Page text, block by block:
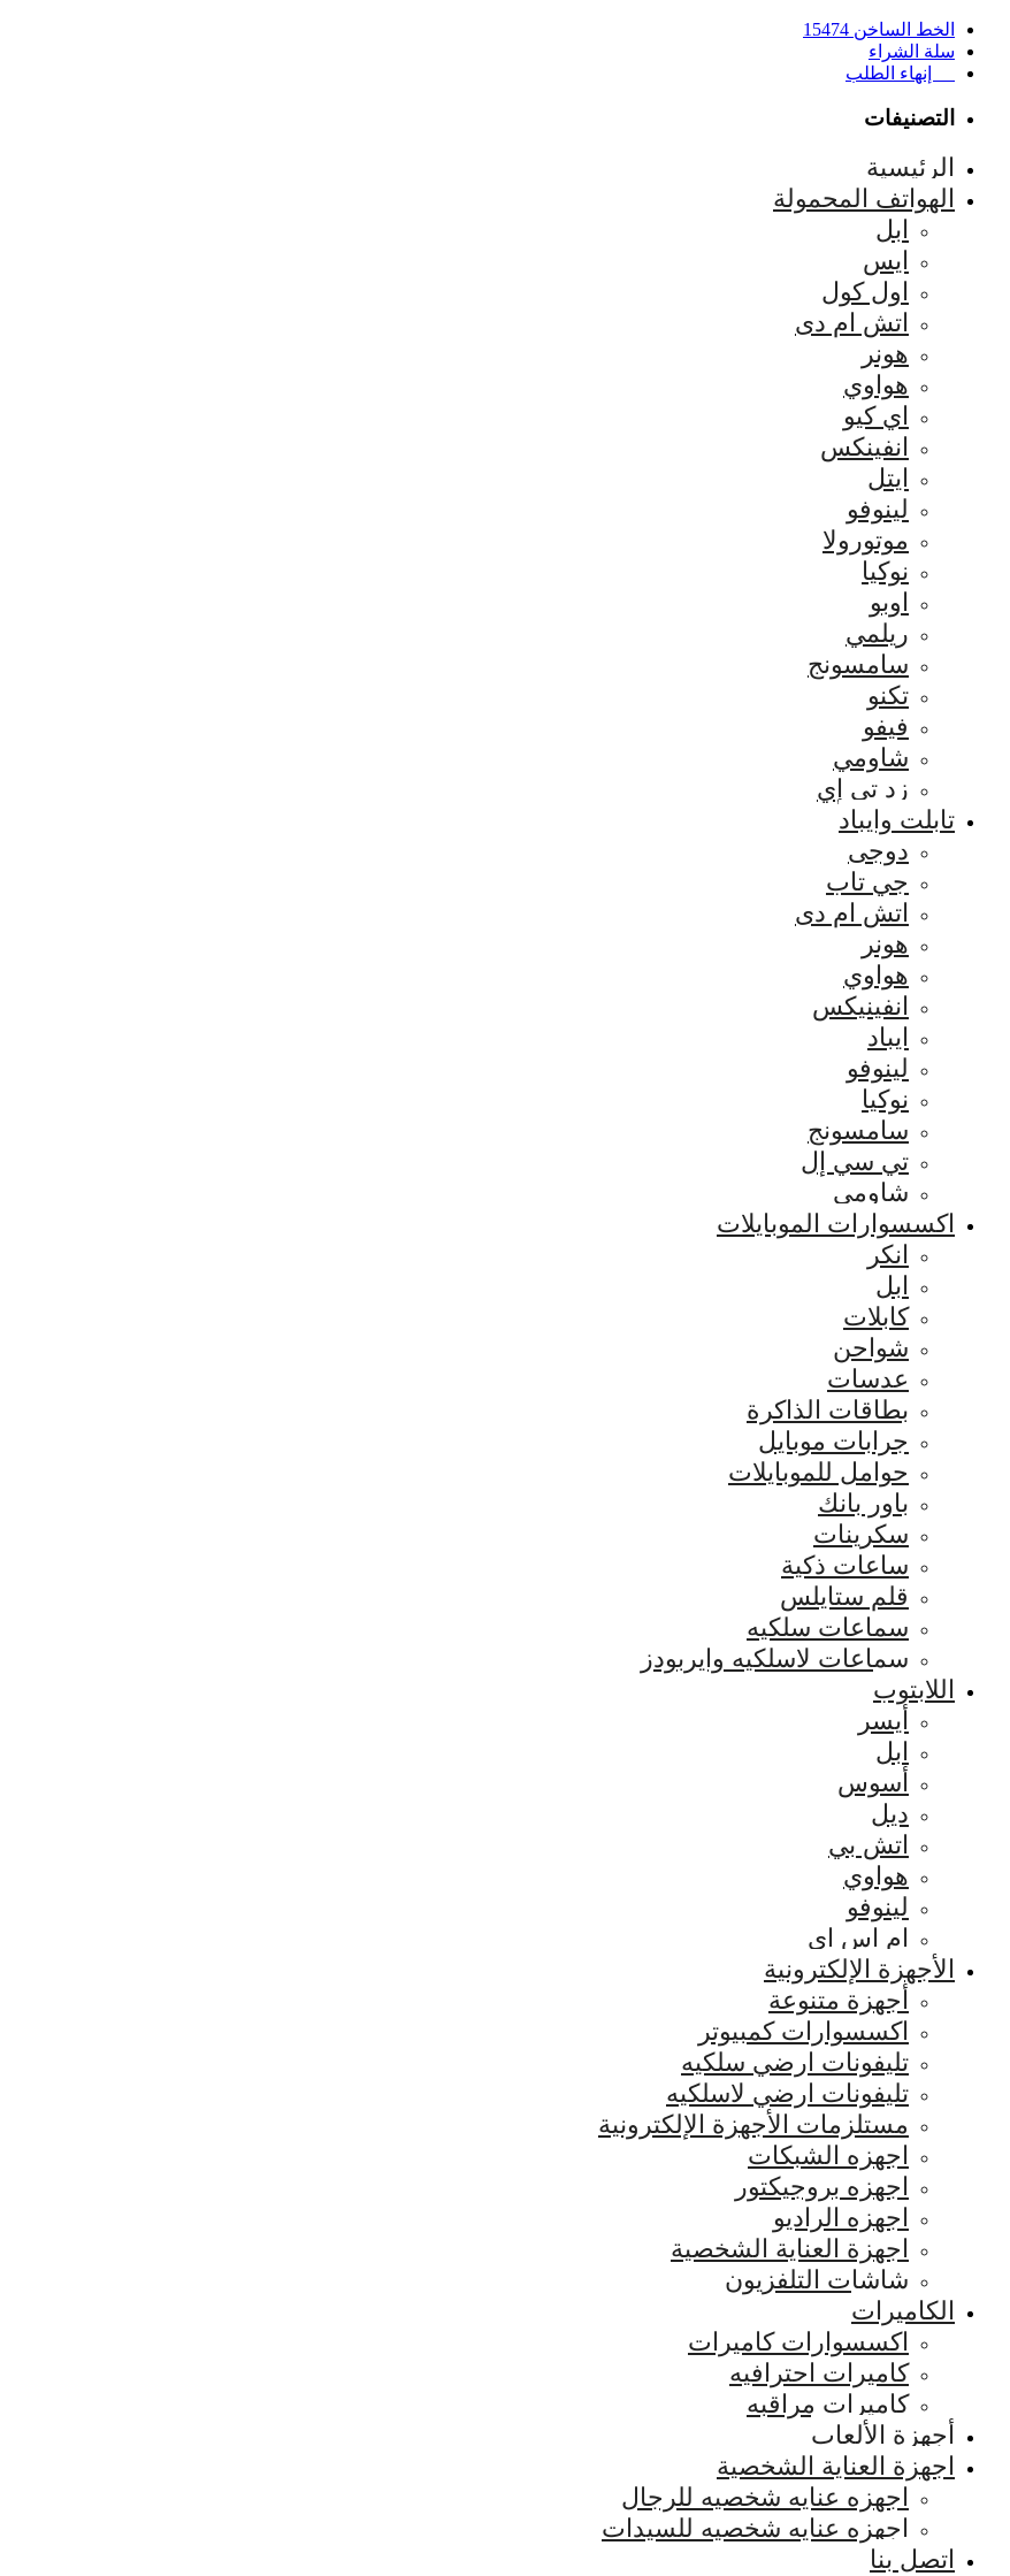
الخط الساخن 15474
سلة الشراء
إنهاء الطلب
التصنيفات
الرئيسية
الهواتف المحمولة
ابل
ايس
اول كول
اتش ام دى
هونر
هواوي
اي كيو
انفينكس
ايتل
لينوفو
موتورولا
نوكيا
اوبو
ريلمي
سامسونج
تكنو
فيفو
شاومي
زد تي إي
تابلت وايباد
دوجى
جي تاب
اتش ام دى
هونر
هواوي
انفينيكس
ايباد
لينوفو
نوكيا
سامسونج
تي سي إل
شاومي
اكسسوارات الموبايلات
انكر
ابل
كابلات
شواحن
عدسات
بطاقات الذاكرة
جرابات موبايل
حوامل للموبايلات
باور بانك
سكرينات
ساعات ذكية
قلم ستايلس
سماعات سلكيه
سماعات لاسلكيه وايربودز
اللابتوب
أيسر
ابل
أسوس
ديل
اتش بي
هواوي
لينوفو
ام اس اي
الأجهزة الإلكترونية
أجهزة متنوعة
اكسسوارات كمبيوتر
تليفونات ارضي سلكيه
تليفونات ارضي لاسلكيه
مستلزمات الأجهزة الإلكترونية
اجهزه الشبكات
اجهزه بروجيكتور
اجهزه الراديو
اجهزة العناية الشخصية
شاشات التلفزيون
الكاميرات
اكسسوارات كاميرات
كاميرات احترافيه
كاميرات مراقبه
أجهزة الألعاب
اجهزة العناية الشخصية
اجهزه عنايه شخصيه للرجال
اجهزه عنايه شخصيه للسيدات
اتصل بنا